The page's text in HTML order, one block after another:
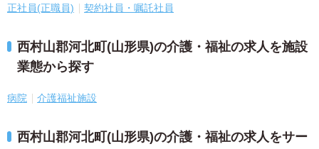
正社員(正職員) 契約社員・嘱託社員
西村山郡河北町(山形県)の介護・福祉の求人を施設
業態から探す
病院 介護福祉施設
西村山郡河北町(山形県)の介護・福祉の求人をサー